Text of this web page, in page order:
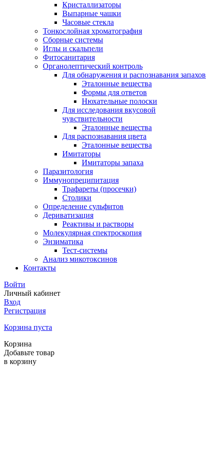
Кристаллизаторы
Выпарные чашки
Часовые стекла
Тонкослойная хроматография
Сборные системы
Иглы и скальпели
Фитосанитария
Органолептический контроль
Для обнаружения и распознавания запахов
Эталонные вещества
Формы для ответов
Нюхательные полоски
Для исследования вкусовой
чувствительности
Эталонные вещества
Для распознавания цвета
Эталонные вещества
Имитаторы
Имитаторы запаха
Паразитология
Иммунопреципитация
Трафареты (просечки)
Столики
Определение сульфитов
Дериватизация
Реактивы и растворы
Молекулярная спектроскопия
Энзиматика
Тест-системы
Анализ микотоксинов
Контакты
Войти
Личный кабинет
Вход
Регистрация
Корзина пуста
Корзина
Добавьте товар
в корзину